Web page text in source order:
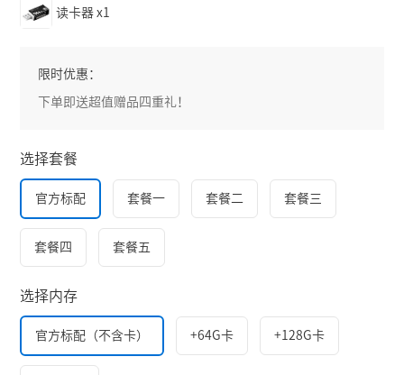
读卡器x1
限时优惠：
下单即送超值赠品四重礼！
选择套餐
官方标配 套餐一 套餐二 套餐三
套餐四 套餐五
选择内存
官方标配（不含卡） +64G卡 +128G卡